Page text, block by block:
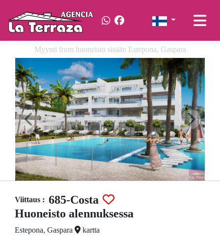
Myynti from huoneisto sisään Estepona, Gaspara
Viittaus : 685-Costa
Huoneisto alennuksessa
Estepona, Gaspara kartta